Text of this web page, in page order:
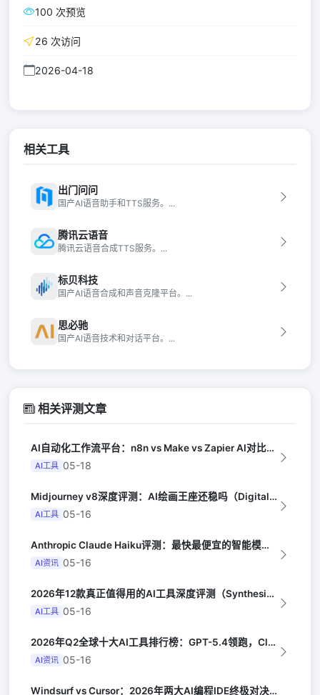
100 次预览
26 次访问
2026-04-18
相关工具
出门问问
国产AI语音助手和TTS服务。...
腾讯云语音
腾讯云语音合成TTS服务。...
标贝科技
国产AI语音合成和声音克隆平台。...
思必驰
国产AI语音技术和对话平台。...
相关评测文章
AI自动化工作流平台：n8n vs Make vs Zapier AI对比（Au...
AI工具 05-18
Midjourney v8深度评测：AI绘画王座还稳吗（Digital Arts...
AI工具 05-16
Anthropic Claude Haiku评测：最快最便宜的智能模型（Late...
AI资讯 05-16
2026年12款真正值得用的AI工具深度评测（Synthesia评选）
AI工具 05-16
2026年Q2全球十大AI工具排行榜：GPT-5.4领跑，Claude Opus...
AI资讯 05-16
Windsurf vs Cursor：2026年两大AI编程IDE终极对决实测（...